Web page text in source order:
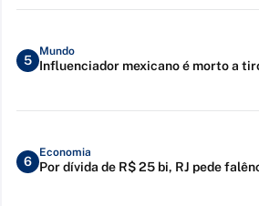
5
Mundo
Influenciador mexicano é morto a
6
Economia
Por dívida de R$ 25 bi, RJ pede